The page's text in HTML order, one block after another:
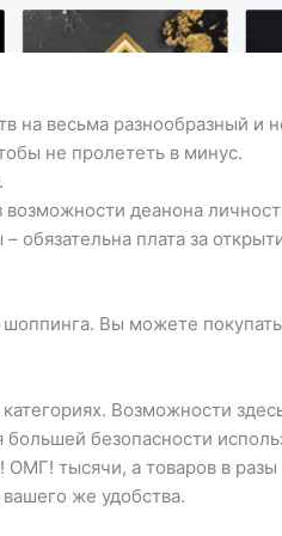
на весьма разнообразный и
не пролететь в минус.
деанона
обязательна плата за
Вы можете
Возможности
безопасности
тысячи, а товаров в
же удобства.